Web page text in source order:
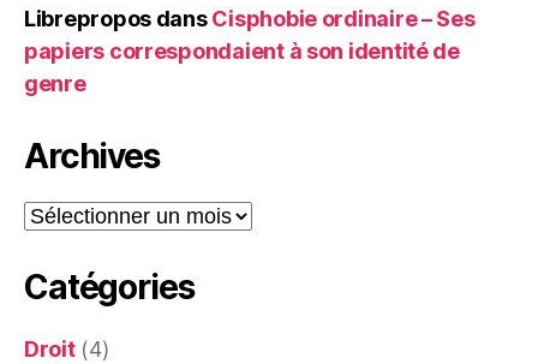
Librepropos dansCisphobie ordinaire – Ses
papiers correspondaient à son identité de
genre
Archives
Archives
Catégories
Droit(4)